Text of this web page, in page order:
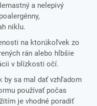
a nelepivý
niklu.
na ktorúkoľvek zo
rán alebo hlbšie
v blízkosti očí.
by sa mal dať vzhľadom
používať počas
je vhodné poradiť